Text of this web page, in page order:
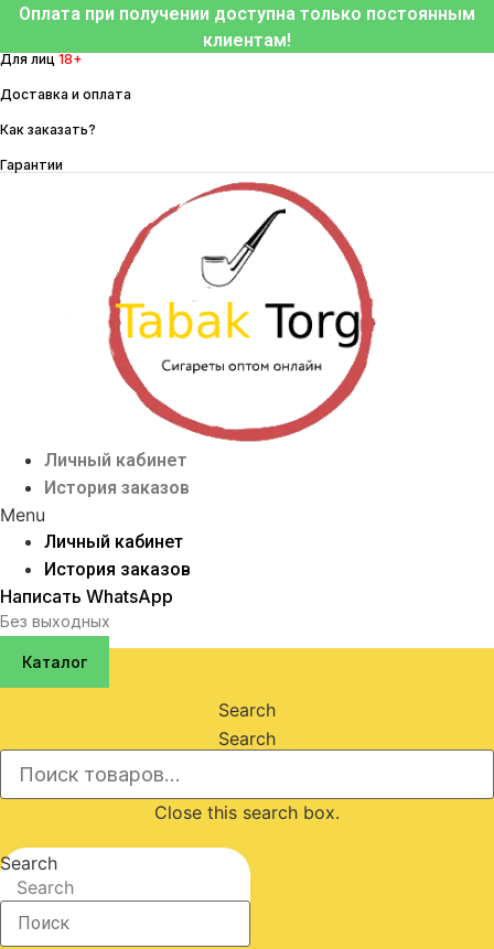
Перейти
содержимому
Оплата при получении доступна только постоянным
клиентам!
Для лиц 18+
Доставка и оплата
Как заказать?
Гарантии
Личный кабинет
История заказов
Menu
Личный кабинет
История заказов
Написать WhatsApp
Без выходных
Каталог
Search
Search
Close this search box.
Search
Search